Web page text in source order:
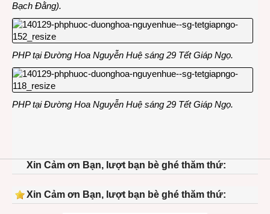
Bạch Đằng).
PHP tại Đường Hoa Nguyễn Huệ sáng 29 Tết Giáp Ngọ.
PHP tại Đường Hoa Nguyễn Huệ sáng 29 Tết Giáp Ngọ.
Xin Cảm ơn Bạn, lượt bạn bè ghé thăm thứ:
Xin Cảm ơn Bạn, lượt bạn bè ghé thăm thứ: